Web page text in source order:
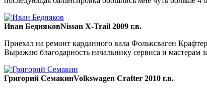
Иван БедняковNissan X-Trail 2009 г.в.
Приехал на ремонт карданного вала Фольксваген
Выражаю благодарность начальнику сервиса и
Григорий СемакинVolkswagen Crafter 2010 г.в.